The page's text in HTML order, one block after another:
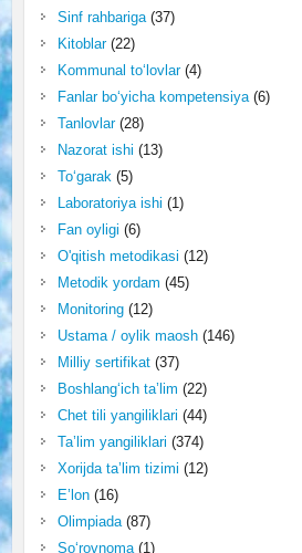
Sinf rahbariga(37)
Kitoblar(22)
Kommunal to‘lovlar(4)
Fanlar bo‘yicha kompetensiya(6)
Tanlovlar(28)
Nazorat ishi (13)
To‘garak(5)
Laboratoriya ishi (1)
Fan oyligi (6)
O'qitish metodikasi (12)
Metodik yordam (45)
Monitoring(12)
Ustama / oylik maosh(146)
Milliy sertifikat(37)
Boshlang‘ich ta’lim (22)
Chet tili yangiliklari (44)
Ta’lim yangiliklari (374)
Xorijda ta’lim tizimi (12)
E’lon(16)
Olimpiada(87)
So‘rovnoma(1)